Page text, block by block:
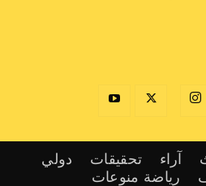
آراء تحقيقات
دولي
رياضة منوعات